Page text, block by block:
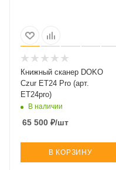
Книжный сканер DOKO
Czur ET24 Pro (арт.
ET24pro)
В наличии
65 500 ₽/шт
В КОРЗИНУ